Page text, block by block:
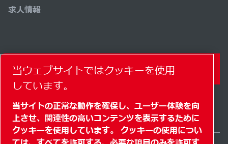
求人情報
コンタクトフォーム
当ウェブサイトではクッキーを使用
しています。
当サイトの正常な動作を確保し、ユーザー体験を向
上させ、関連性の高いコンテンツを表示するために
クッキーを使用しています。 クッキーの使用につい